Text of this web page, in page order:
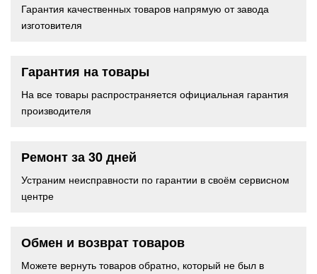
Гарантия качественных товаров напрямую от завода
изготовителя
Гарантия на товары
На все товары распространяется официальная гарантия
производителя
Ремонт за 30 дней
Устраним неисправности по гарантии в своём сервисном
центре
Обмен и возврат товаров
Можете вернуть товаров обратно, который не был в